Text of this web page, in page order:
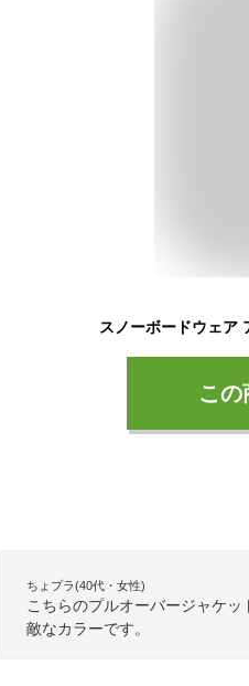
こ
ちょプラ(40代・女性)
こちらのプルオーバージャケ
敵なカラーです。